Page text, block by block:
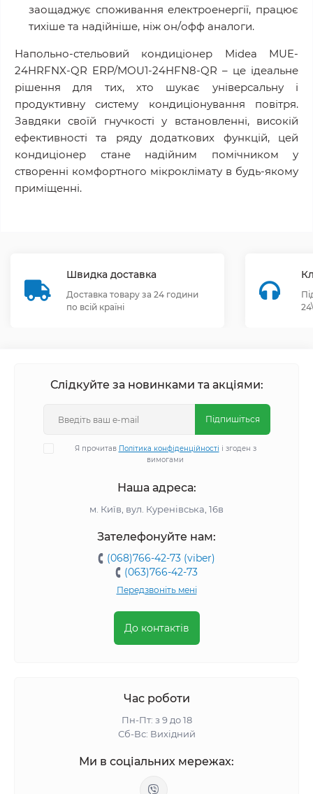
заощаджує споживання електроенергії, працює
тихіше та надійніше, ніж он/офф аналоги.
Напольно-стельовий кондиціонер Midea MUE-
24HRFNX-QR ERP/MOU1-24HFN8-QR – це ідеальне
рішення для тих, хто шукає універсальну і
продуктивну систему кондиціонування повітря.
Завдяки своїй гнучкості у встановленні, високій
ефективності та ряду додаткових функцій, цей
кондиціонер стане надійним помічником у
створенні комфортного мікроклімату в будь-якому
приміщенні.
Швидка доставка
Доставка товару за 24 години
по всій країні
Слідкуйте за новинками та акціями:
Підпишіться
Я прочитав Політика конфіденційності і згоден з
вимогами
Наша адреса:
м. Київ, вул. Куренівська, 16в
Зателефонуйте нам:
(068)766-42-73 (viber)
(063)766-42-73
Передзвоніть мені
До контактів
Час роботи
Пн-Пт: з 9 до 18
Сб-Вс: Вихідний
Ми в соціальних мережах: